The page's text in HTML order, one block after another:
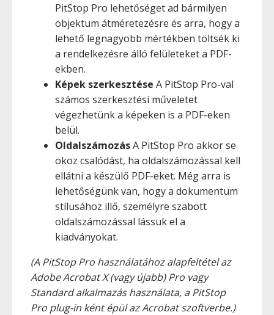
PitStop Pro lehetőséget ad bármilyen
objektum átméretezésre és arra, hogy a
lehető legnagyobb mértékben töltsék ki
a rendelkezésre álló felületeket a PDF-
ekben.
Képek szerkesztése A PitStop Pro-val
számos szerkesztési műveletet
végezhetünk a képeken is a PDF-eken
belül.
OldalszámozásA PitStop Pro akkor se
okoz csalódást, ha oldalszámozással kell
ellátni a készülő PDF-eket. Még arra is
lehetőségünk van, hogy a dokumentum
stílusához illő, személyre szabott
oldalszámozással lássuk el a
kiadványokat.
(A PitStop Pro használatához alapfeltétel az
Adobe Acrobat X (vagy újabb) Pro vagy
Standard alkalmazás használata, a PitStop
Pro plug-in ként épül az Acrobat szoftverbe.)